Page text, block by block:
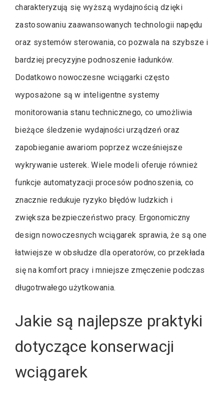
charakteryzują się wyższą wydajnością dzięki
zastosowaniu zaawansowanych technologii napędu
oraz systemów sterowania, co pozwala na szybsze i
bardziej precyzyjne podnoszenie ładunków.
Dodatkowo nowoczesne wciągarki często
wyposażone są w inteligentne systemy
monitorowania stanu technicznego, co umożliwia
bieżące śledzenie wydajności urządzeń oraz
zapobieganie awariom poprzez wcześniejsze
wykrywanie usterek. Wiele modeli oferuje również
funkcje automatyzacji procesów podnoszenia, co
znacznie redukuje ryzyko błędów ludzkich i
zwiększa bezpieczeństwo pracy. Ergonomiczny
design nowoczesnych wciągarek sprawia, że są one
łatwiejsze w obsłudze dla operatorów, co przekłada
się na komfort pracy i mniejsze zmęczenie podczas
długotrwałego użytkowania.
Jakie są najlepsze praktyki
dotyczące konserwacji
wciągarek